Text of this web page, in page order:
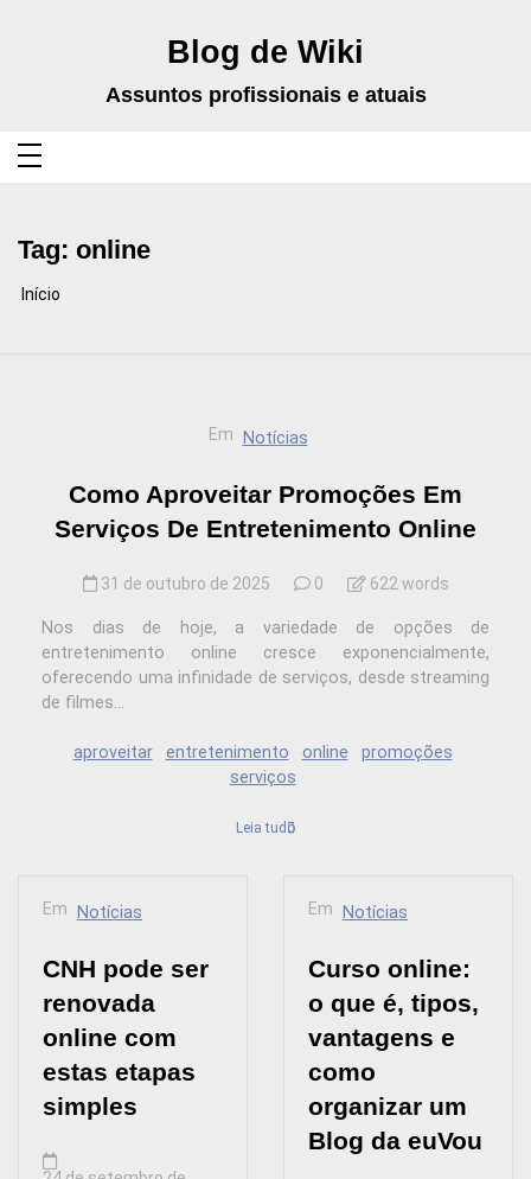
Blog de Wiki
Assuntos profissionais e atuais
Tag: online
Início
Em Notícias
Como Aproveitar Promoções Em
Serviços De Entretenimento Online
31 de outubro de 2025 0 622 words
Nos dias de hoje, a variedade de opções de
entretenimento online cresce exponencialmente,
oferecendo uma infinidade de serviços, desde streaming
de filmes...
aproveitar entretenimento online
promoções
serviços
Leia tudo
Em Notícias
CNH pode ser
renovada
online com
estas etapas
simples
Em Notícias
Curso online:
o que é, tipos,
vantagens e
como
organizar um
Blog da euVou